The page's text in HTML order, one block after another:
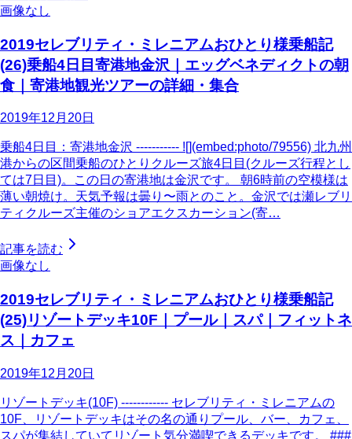
画像なし
2019セレブリティ・ミレニアムおひとり様乗船記
(26)乗船4日目寄港地金沢｜エッグベネディクトの朝
食｜寄港地観光ツアーの詳細・集合
2019年12月20日
乗船4日目：寄港地金沢 ----------- ![](embed:photo/79556) 北九州
港からの区間乗船のひとりクルーズ旅4日目(クルーズ行程とし
ては7日目)。この日の寄港地は金沢です。 朝6時前の空模様は
薄い朝焼け。天気予報は曇り〜雨とのこと。金沢では瀬レブリ
ティクルーズ主催のショアエクスカーション(寄…
記事を読む
画像なし
2019セレブリティ・ミレニアムおひとり様乗船記
(25)リゾートデッキ10F｜プール｜スパ｜フィットネ
ス｜カフェ
2019年12月20日
リゾートデッキ(10F) ------------ セレブリティ・ミレニアムの
10F、リゾートデッキはその名の通りプール、バー、カフェ、
スパが集結していてリゾート気分満喫できるデッキです。 ###